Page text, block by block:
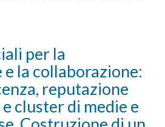
per la
la collaborazione:
reputazione
cluster di medie e